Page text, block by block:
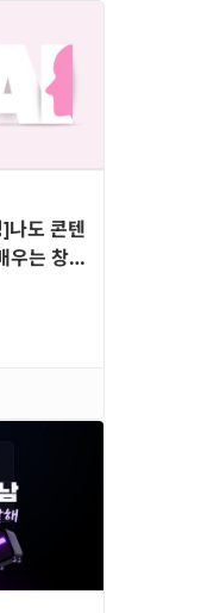
나도 콘텐
우는 창